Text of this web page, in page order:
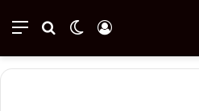
تغییر پوسته ورود